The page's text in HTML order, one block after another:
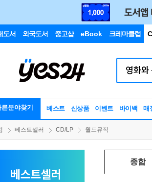
도서 외국도서 중고샵 eBook 크레마클럽
른분야찾기 베스트 신상품 이벤트 바이백 매
베스트셀러 CD/LP 월드뮤직
베스트셀러
종합